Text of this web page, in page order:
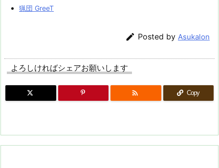
猟団 GreeT
 Posted by Asukalon
よろしければシェアお願いします
 Copy